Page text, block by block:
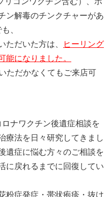
ン解毒のチンクチャーがあ
、
だいた方は、
ヒーリング
になりました。
ただかなくてもご来店可
ナワクチン後遺症相談を
療法を日々研究してきまし
遺症に悩む方々のご相談を
に戻れるまでに回復してい
粉症発症・帯状疱疹・抜け